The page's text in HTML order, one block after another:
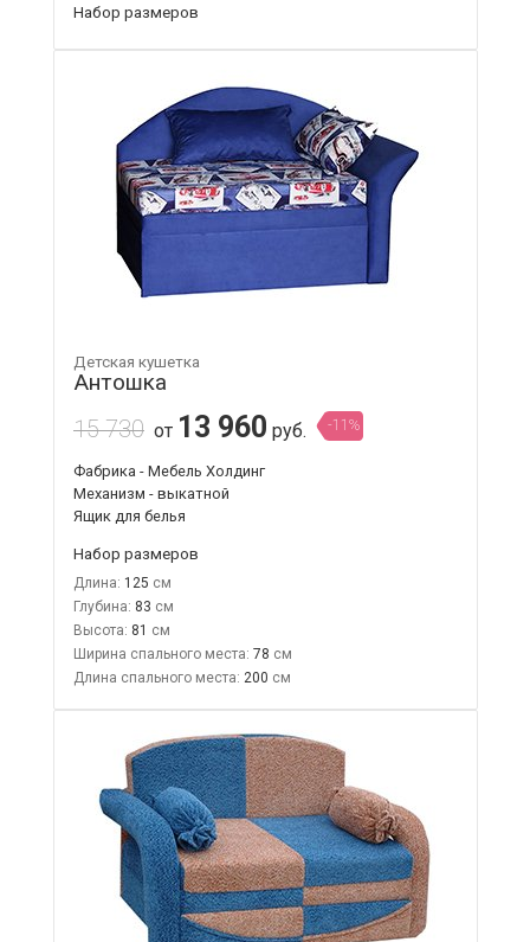
Набор размеров
Детская кушетка
Антошка
15 730 от 13 960 руб. -11%
Фабрика - Мебель Холдинг
Механизм - выкатной
Ящик для белья
Набор размеров
Длина: 125
Глубина: 83
Высота: 81
Ширина спального места: 78
Длина спального места: 200